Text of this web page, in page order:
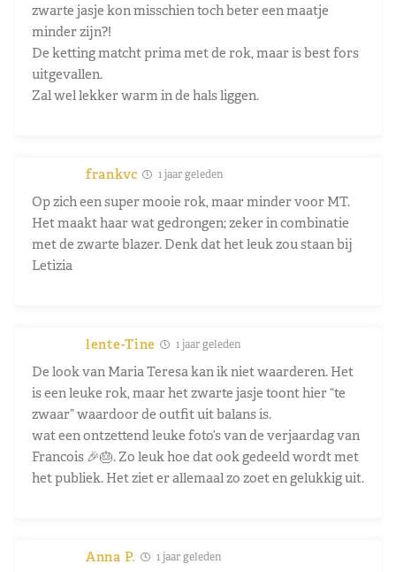
zwarte jasje kon misschien toch beter een maatje
minder zijn?!
De ketting matcht prima met de rok, maar is best fors
uitgevallen.
Zal wel lekker warm in de hals liggen.
frankvc 1 jaar geleden
Op zich een super mooie rok, maar minder voor MT.
Het maakt haar wat gedrongen; zeker in combinatie
met de zwarte blazer. Denk dat het leuk zou staan bij
Letizia
lente-Tine 1 jaar geleden
De look van Maria Teresa kan ik niet waarderen. Het
is een leuke rok, maar het zwarte jasje toont hier “te
zwaar” waardoor de outfit uit balans is.
wat een ontzettend leuke foto’s van de verjaardag van
Francois 🎉🎂. Zo leuk hoe dat ook gedeeld wordt met
het publiek. Het ziet er allemaal zo zoet en gelukkig uit.
Anna P. 1 jaar geleden